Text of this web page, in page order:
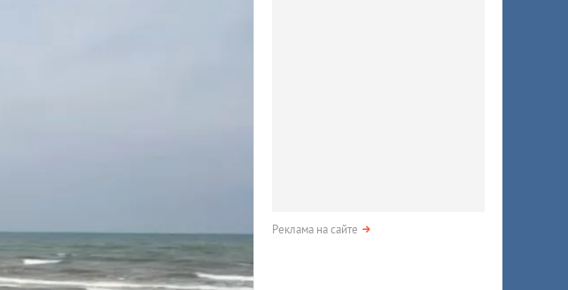
Реклама на сайте